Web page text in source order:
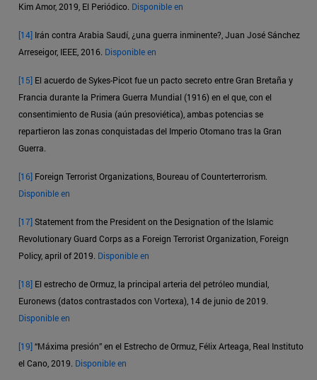
Kim Amor, 2019, El Periódico. Disponible en
[14] Irán contra Arabia Saudí, ¿una guerra inminente?, Juan José Sánchez
Arreseigor, IEEE, 2016. Disponible en
[15] El acuerdo de Sykes-Picot fue un pacto secreto entre Gran Bretaña y
Francia durante la Primera Guerra Mundial (1916) en el que, con el
consentimiento de Rusia (aún presoviética), ambas potencias se
repartieron las zonas conquistadas del Imperio Otomano tras la Gran
Guerra.
[16] Foreign Terrorist Organizations, Boureau of Counterterrorism.
Disponible en
[17]Statement from the President on the Designation of the Islamic
Revolutionary Guard Corps as a Foreign Terrorist Organization, Foreign
Policy, april of 2019. Disponible en
[18] El estrecho de Ormuz, la principal arteria del petróleo mundial,
Euronews (datos contrastados con Vortexa), 14 de junio de 2019.
Disponible en
[19]“Máxima presión” en el Estrecho de Ormuz, Félix Arteaga, Real Instituto
el Cano, 2019. Disponible en